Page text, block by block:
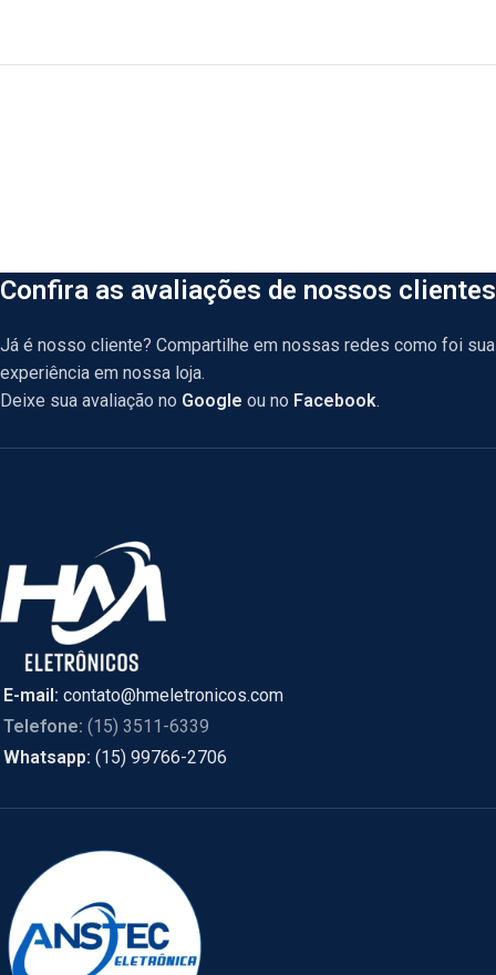
Confira as avaliações de nossos clientes
Já é nosso cliente? Compartilhe em nossas redes como foi sua
experiência em nossa loja.
Deixe sua avaliação no Google ou no Facebook.
E-mail: contato@hmeletronicos.com
Telefone: (15) 3511-6339
Whatsapp: (15) 99766-2706